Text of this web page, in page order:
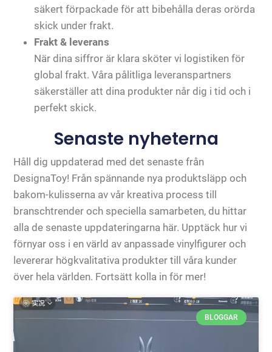
säkert förpackade för att bibehålla deras orörda
skick under frakt.
Frakt & leverans
När dina siffror är klara sköter vi logistiken för
global frakt. Våra pålitliga leveranspartners
säkerställer att dina produkter når dig i tid och i
perfekt skick.
Senaste nyheterna
Håll dig uppdaterad med det senaste från
DesignaToy! Från spännande nya produktsläpp och
bakom-kulisserna av vår kreativa process till
branschtrender och speciella samarbeten, du hittar
alla de senaste uppdateringarna här. Upptäck hur vi
förnyar oss i en värld av anpassade vinylfigurer och
levererar högkvalitativa produkter till våra kunder
över hela världen. Fortsätt kolla in för mer!
BLOGGAR